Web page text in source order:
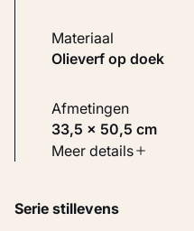
Materiaal
Olieverf op doek
Afmetingen
33,5 × 50,5 cm
Soort werk
Inventarisnummer
Meer details
Serie stillevens